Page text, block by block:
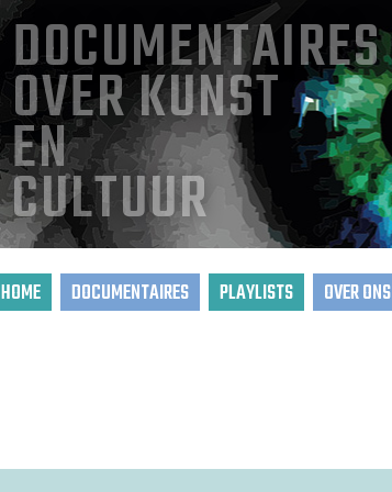
DOCUMENTAIRES
OVER KUNST
EN
CULTUUR
HOME DOCUMENTAIRES PLAYLISTS OVER ONS